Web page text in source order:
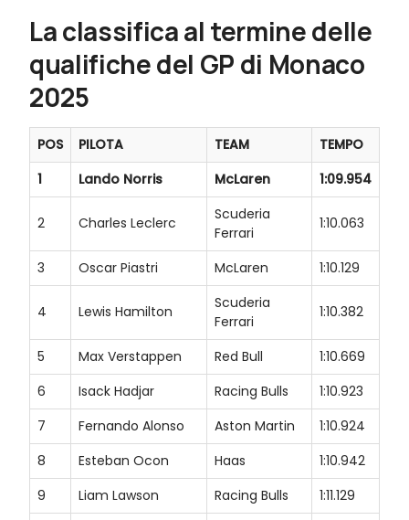
La classifica al termine delle
qualifiche del GP di Monaco
2025
POS PILOTA TEAM
TEMPO
1
Lando Norris McLaren 1:09.954
2 Charles Leclerc
Scuderia
Ferrari
1:10.063
3 Oscar Piastri McLaren 1:10.129
4 Lewis Hamilton
Scuderia
Ferrari
1:10.382
5 Max Verstappen Red Bull
1:10.669
6
Isack Hadjar Racing Bulls
1:10.923
7
Fernando Alonso Aston Martin
1:10.924
8
Esteban Ocon Haas
1:10.942
9
Liam Lawson Racing Bulls
1:11.129